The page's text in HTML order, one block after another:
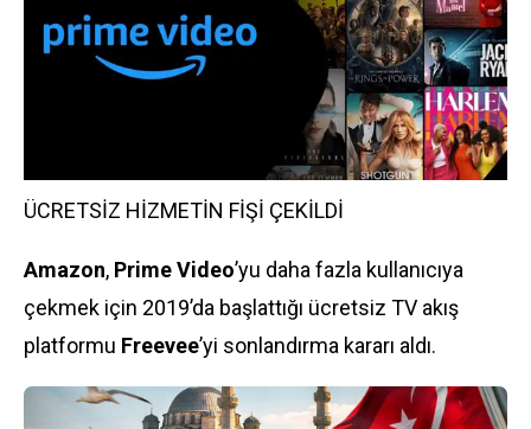
ÜCRETSİZ HİZMETİN FİŞİ ÇEKİLDİ
Amazon, Prime Video’yu daha fazla kullanıcıya
çekmek için 2019’da başlattığı ücretsiz TV akış
platformu Freevee’yi sonlandırma kararı aldı.